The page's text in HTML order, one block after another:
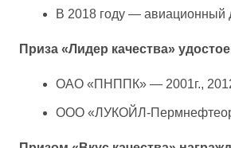
В 2018 году — авиационный
Приза «Лидер качества»
ОАО «ПНППК» — 2001г.,
ООО «ЛУКОЙЛ-